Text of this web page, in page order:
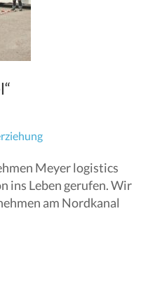
Meyer logistics
ins Leben gerufen. Wir
am Nordkanal